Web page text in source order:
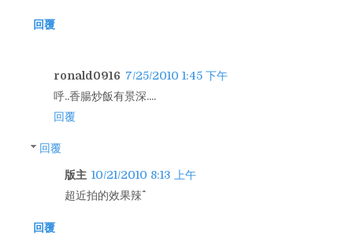
回覆
ronald0916 7/25/2010 1:45 下午
呼..香腸炒飯有景深....
回覆
回覆
版主 10/21/2010 8:13 上午
超近拍的效果辣^^
回覆